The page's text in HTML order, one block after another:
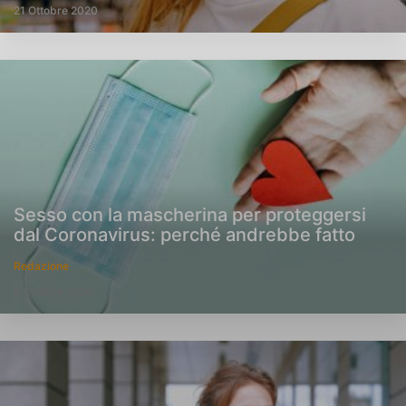
21 Ottobre 2020
Sesso con la mascherina per proteggersi
dal Coronavirus: perché andrebbe fatto
Redazione